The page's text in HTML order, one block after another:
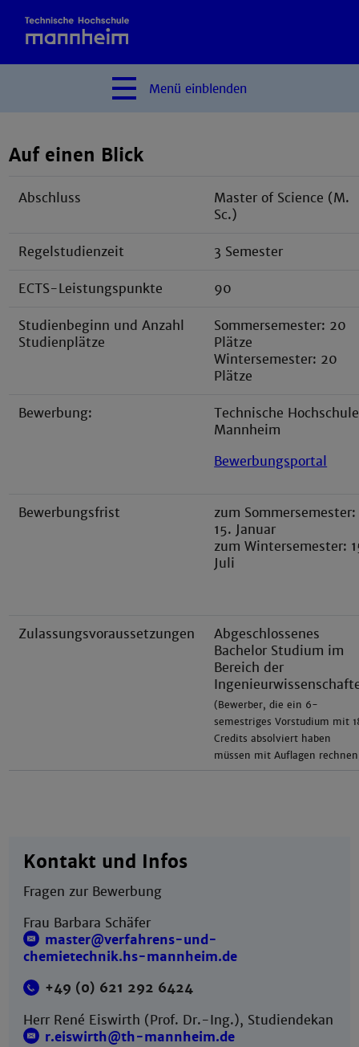
Menü einblenden
Auf einen Blick
Abschluss
Master of Science (M.
Sc.)
Regelstudienzeit 3 Semester
ECTS-Leistungspunkte 90
Studienbeginn und Anzahl
Studienplätze
Sommersemester: 20
Plätze
Wintersemester: 20
Plätze
Bewerbung:
Technische Hochschule
Mannheim
Bewerbungsportal
Bewerbungsfrist
zum Sommersemester:
15. Januar
zum Wintersemester:
Juli
Zulassungsvoraussetzungen
Abgeschlossenes
Bachelor Studium im
Bereich der
(Bewerber, die ein 6-
semestriges Vorstudium mit
Credits absolviert haben
müssen mit Auflagen
Kontakt und Infos
Fragen zur Bewerbung
Frau Barbara Schäfer
master@verfahrens-und-
chemietechnik.hs-mannheim.de
+49 (0) 621 292 6424
Herr René Eiswirth (Prof. Dr.-Ing.), Studiendekan
r.eiswirth@th-mannheim.de